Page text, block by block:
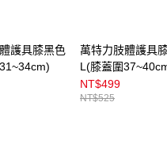
費
護具膝黑色
萬特力肢體護具
L(膝蓋圍
NT$499
NT$525